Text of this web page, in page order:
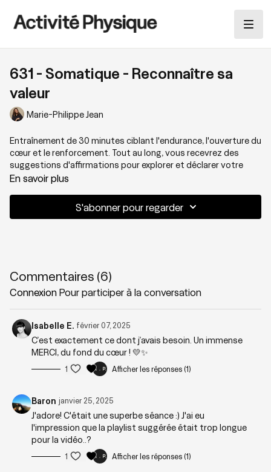
631 - Somatique - Reconnaître sa
valeur
Marie-Philippe Jean
Entraînement de 30 minutes ciblant l'endurance, l'ouverture du
cœur et le renforcement. Tout au long, vous recevrez des
suggestions d'affirmations pour explorer et déclarer votre
valeur personnelle. Une méditation active à revoir sans limite!
Thématique: Reconnaître sa valeur
Zones sollicitées: Tout le corps
Playlist suggérée:Valeur
En savoir plus
S'abonner pour regarder
Commentaires (6)
Connexion Pour participer à la conversation
Isabelle E. février 07, 2025
C’est exactement ce dont j’avais besoin. Un immense
MERCI, du fond du cœur ! 💛✨
1 Afficher les réponses (1)
Baron janvier 25, 2025
J'adore! C'était une superbe séance :) J'ai eu
l'impression que la playlist suggérée était trop longue
pour la vidéo..?
1 Afficher les réponses (1)